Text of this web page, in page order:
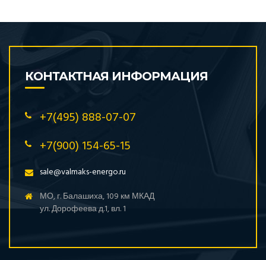
КОНТАКТНАЯ ИНФОРМАЦИЯ
+7(495) 888-07-07
+7(900) 154-65-15
sale@valmaks-energo.ru
МО, г. Балашиха, 109 км МКАД
ул. Дорофеева д.1, вл. 1